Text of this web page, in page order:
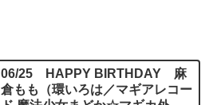
06/25 HAPPY BIRTHDAY 麻
倉もも（環いろは／マギアレコー